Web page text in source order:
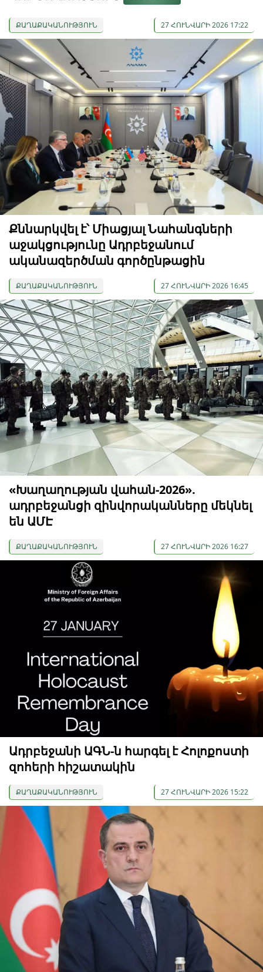
ՔԱՂԱՔԱԿԱՆՈՒԹՅՈՒՆ 27 ՀՈՒՆՎԱՐԻ 2026 17:22
Քննարկվել է՝ Միացյալ Նահանգների
աջակցությունը Ադրբեջանում
ականազերծման գործընթացին
ՔԱՂԱՔԱԿԱՆՈՒԹՅՈՒՆ 27 ՀՈՒՆՎԱՐԻ 2026 16:45
«Խաղաղության վահան-2026».
ադրբեջանցի զինվորականները մեկնել
են ԱՄԷ
ՔԱՂԱՔԱԿԱՆՈՒԹՅՈՒՆ 27 ՀՈՒՆՎԱՐԻ 2026 16:27
Ադրբեջանի ԱԳՆ-ն հարգել է Հոլոքոստի
զոհերի հիշատակին
ՔԱՂԱՔԱԿԱՆՈՒԹՅՈՒՆ 27 ՀՈՒՆՎԱՐԻ 2026 15:22